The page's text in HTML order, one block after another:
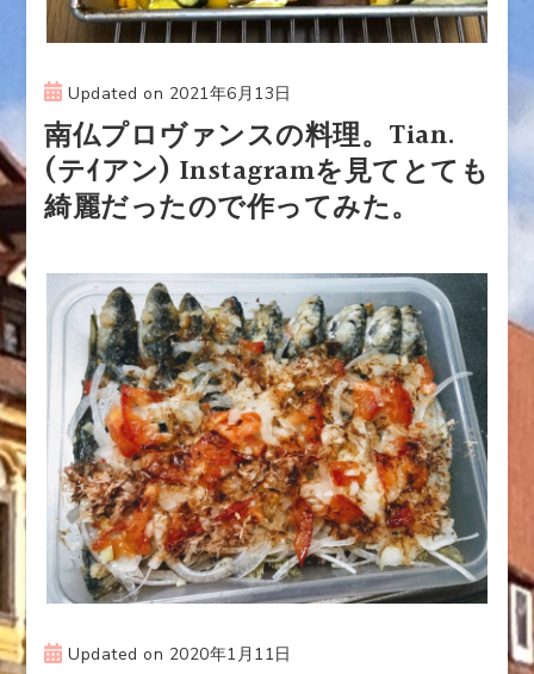
Updated on 2021年6月13日
南仏プロヴァンスの料理。Tian.
(テｲアン) Instagramを見てとても
綺麗だったので作ってみた。
Updated on 2020年1月11日